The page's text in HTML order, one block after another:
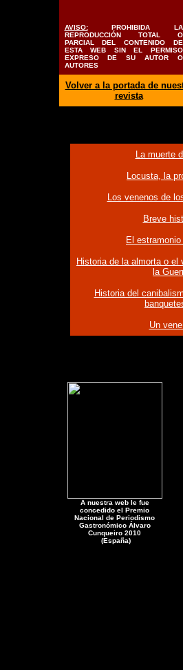
AVISO:PROHIBIDA LA
REPRODUCCIÓN TOTAL O
PARCIAL DEL CONTENIDO DE
ESTA WEB SIN EL PERMISO
EXPRESO DE SU AUTOR O
AUTORES
Volver a la portada de
revista
La muerte
Locusta, la
Los venenos de
Breve
El
Historia de la almorta o el
la
Historia del
Un
A nuestra web le fue
concedido el Premio
Nacional de Periodismo
Gastronómico Álvaro
Cunqueiro 2010
(España)